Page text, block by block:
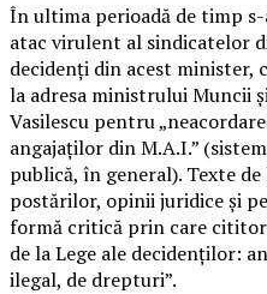
În ultima perioadă de timp
atac virulent al sindicatelor
decidenți din acest minister,
la adresa ministrului Muncii
Vasilescu pentru
angajaților din M.A.I.”
publică, în general). Texte
postărilor, opinii juridice și
formă critică prin care
de la Lege ale decidenților:
ilegal, de drepturi”.